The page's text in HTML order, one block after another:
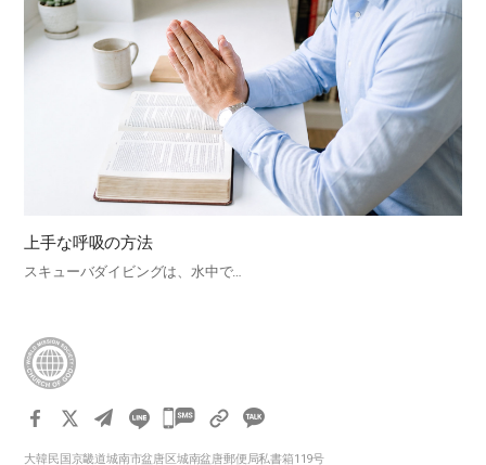
上手な呼吸の方法
スキューバダイビングは、水中で…
카
大韓民国京畿道城南市盆唐区城南盆唐郵便局私書箱119号